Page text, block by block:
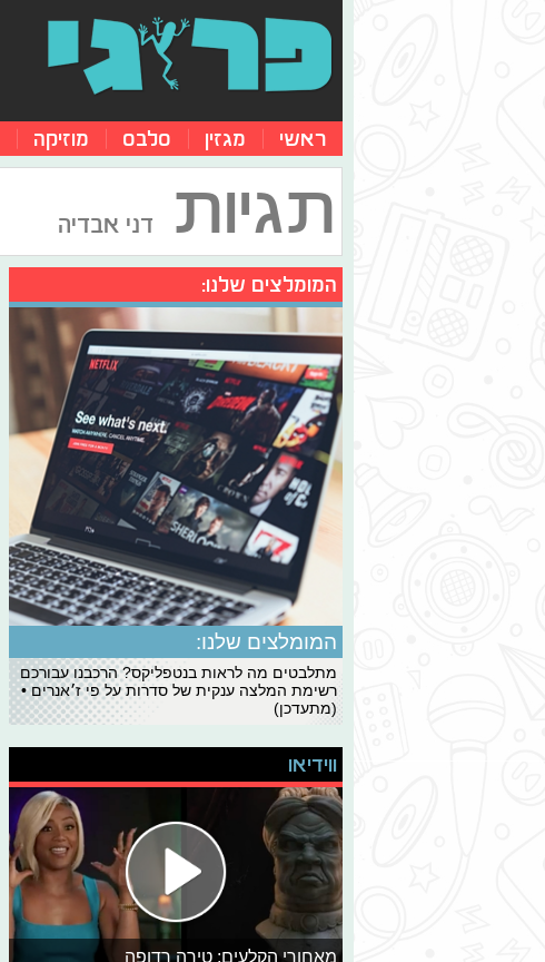
ראשי מגזין סלבס מוזיקה
תגיות דני אבדיה
המומלצים שלנו:
המומלצים שלנו:
מתלבטים מה לראות בנטפליקס? הרכבנו עבורכם
רשימת המלצה ענקית של סדרות על פי ז׳אנרים •
(מתעדכן)
ווידיאו
מאחורי הקלעים: טירה רדופה